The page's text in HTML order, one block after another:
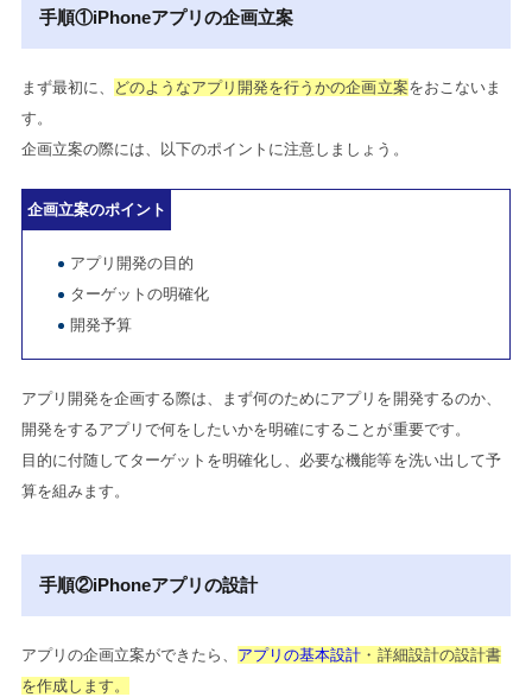
手順①iPhoneアプリの企画立案
まず最初に、 どのようなアプリ開発を行うかの企画立案をおこないま
す。
企画立案の際には、以下のポイントに注意しましょう。
企画立案のポイント
アプリ開発の目的
ターゲットの明確化
開発予算
アプリ開発を企画する際は、まず何のためにアプリを開発するのか、
開発をするアプリで何をしたいかを明確にすることが重要です。
目的に付随してターゲットを明確化し、必要な機能等を洗い出して予
算を組みます。
手順②iPhoneアプリの設計
アプリの企画立案ができたら、 アプリの基本設計 ・詳細設計の設計書
を作成します。